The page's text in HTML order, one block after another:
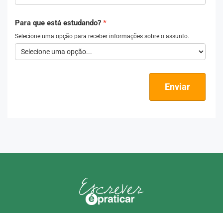
Para que está estudando?
Selecione uma opção para receber informações sobre o assunto.
Enviar